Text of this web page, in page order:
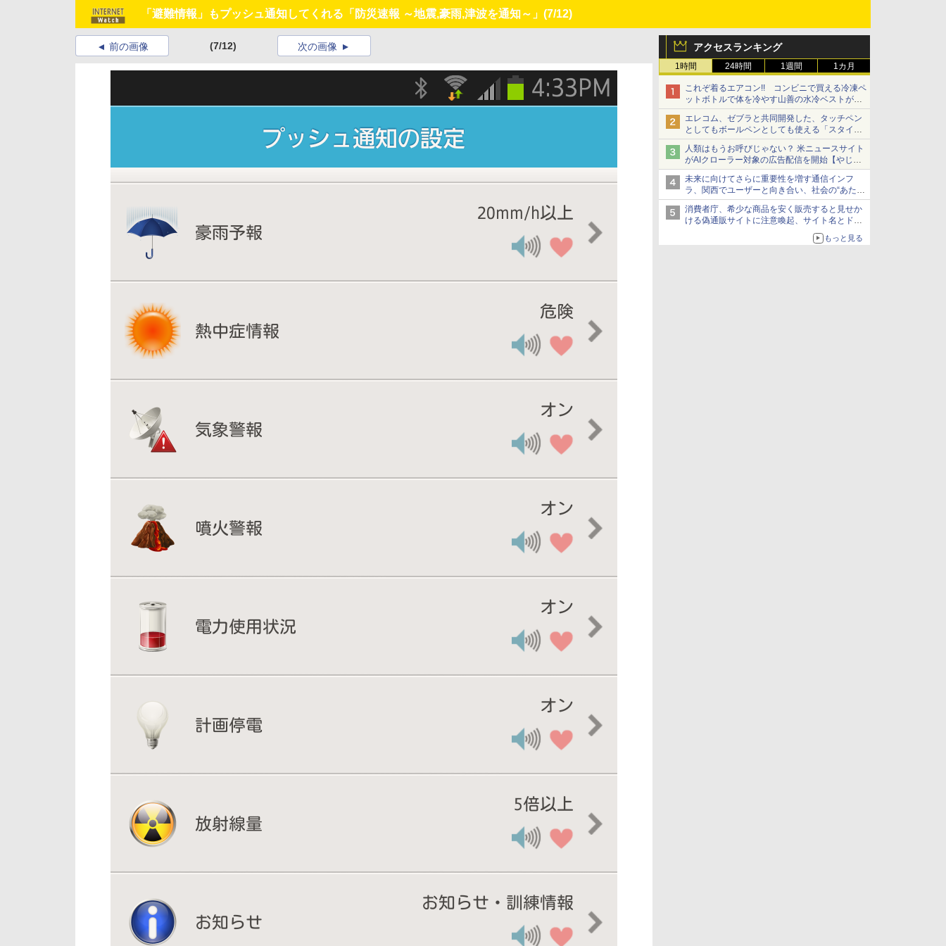
「避難情報」もプッシュ通知してくれる「防災速報 ～地震,豪雨,津波を通知～」 (7/12)
アクセスランキング
1時間 24時間 1週間 1カ月
これぞ着るエアコン!! コンビニで買える冷凍ペ
ットボトルで体を冷やす山善の水冷ベストがロ
ードバイクにちょうどいい【ぼっち・ざ・ろー
ど！その14】【空いた時間でなにしてる？】
エレコム、ゼブラと共同開発した、タッチペン
としてもボールペンとしても使える「スタイラ
スツーウェイ」発売 iPadにも紙にも、持ち替
えずに書き込める
人類はもうお呼びじゃない？ 米ニュースサイト
がAIクローラー対象の広告配信を開始【やじう
まWatch】
未来に向けてさらに重要性を増す通信インフ
ラ、関西でユーザーと向き合い、社会の“あたら
しい”を起動し続ける～オプテージ
消費者庁、希少な商品を安く販売すると見せか
ける偽通販サイトに注意喚起、サイト名とドメ
もっと見る
前の画像 (7/12) 次の画像